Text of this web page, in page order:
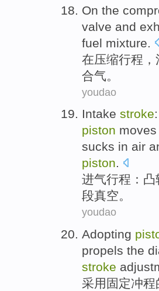
On the
valve and
fuel mixture
在压缩行程 ，
合气 。
youdao
Intake stroke:
piston moves
sucks in air
piston.
进气行程 ： 凸
段真空。
youdao
Adopting
propels the
stroke
采用 固定冲程